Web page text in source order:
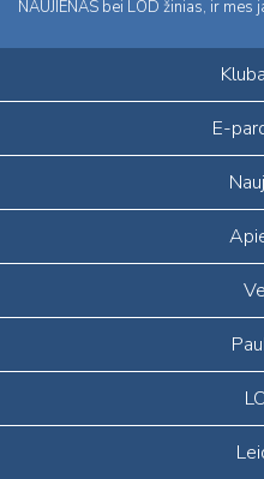
NAUJIENAS bei LOD žinias, ir mes
E-